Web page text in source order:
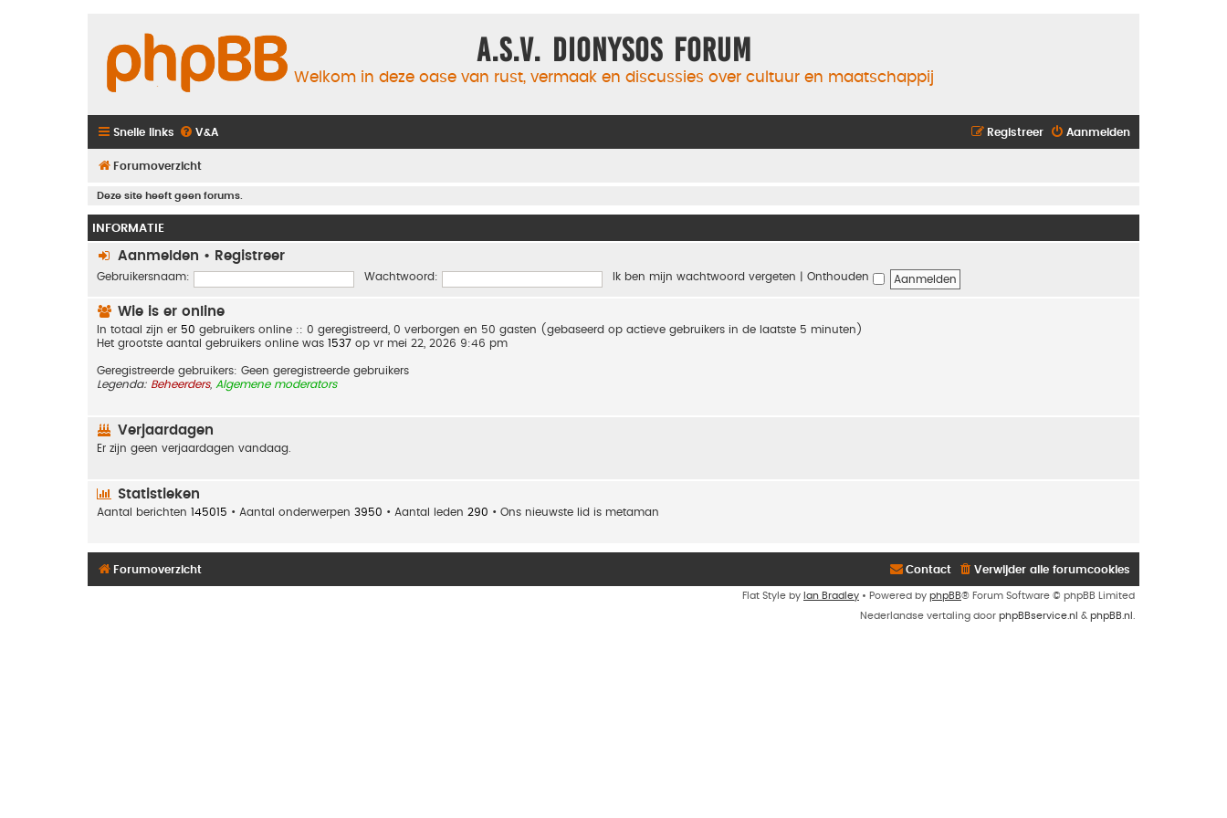
A.S.V. Dionysos Forum
Welkom in deze oase van rust, vermaak en discussies over cultuur en maatschappij
Snelle links V&A Aanmelden
Registreer
Forumoverzicht
Deze site heeft geen forums.
INFORMATIE
Aanmelden • Registreer
Gebruikersnaam: Wachtwoord: Ik ben mijn wachtwoord vergeten Onthouden
Wie is er online
In totaal zijn er 50 gebruikers online :: 0 geregistreerd, 0 verborgen en 50 gasten (gebaseerd op actieve gebruikers in de laatste 5 minuten)
Het grootste aantal gebruikers online was 1537 op vr mei 22, 2026 9:46 pm
Geregistreerde gebruikers: Geen geregistreerde gebruikers
Legenda: Beheerders, Algemene moderators
Verjaardagen
Er zijn geen verjaardagen vandaag.
Statistieken
Aantal berichten 145015 • Aantal onderwerpen 3950 • Aantal leden 290 • Ons nieuwste lid is metaman
Forumoverzicht Verwijder alle forumcookies
Contact
Flat Style by Ian Bradley • Powered by phpBB® Forum Software © phpBB Limited
Nederlandse vertaling door phpBBservice.nl & phpBB.nl